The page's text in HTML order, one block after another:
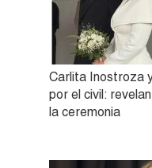
Carlita Inostroza
por el civil:
la ceremonia